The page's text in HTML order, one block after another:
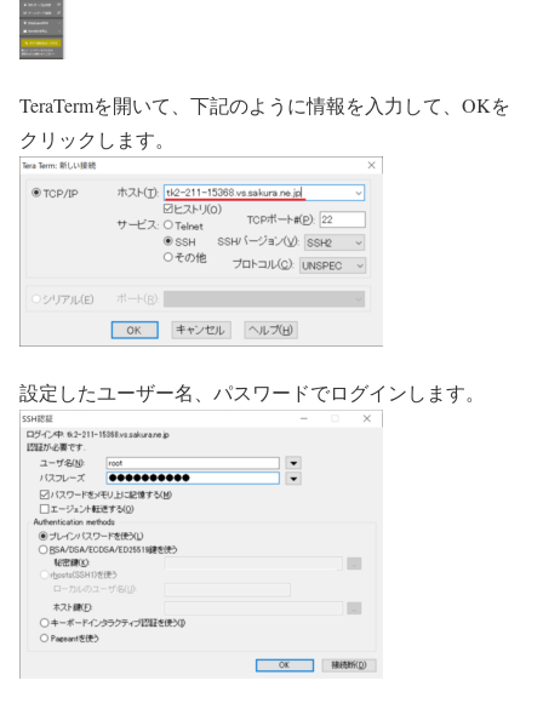
TeraTermを開いて、下記のように情報を入力して、OKを
クリックします。
設定したユーザー名、パスワードでログインします。